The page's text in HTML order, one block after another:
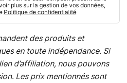
plus sur la gestion de vos données,
Politique de confidentialité
des produits et
en toute indépendance. Si
d’affiliation, nous pouvons
Les prix mentionnés sont